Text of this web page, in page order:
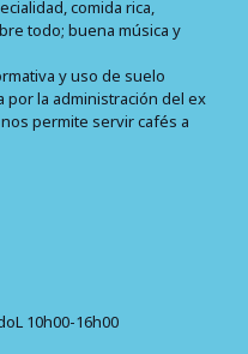
comida rica,
todo; buena música y
y uso de suelo
por la administración del ex
permite servir cafés a
10h00-16h00